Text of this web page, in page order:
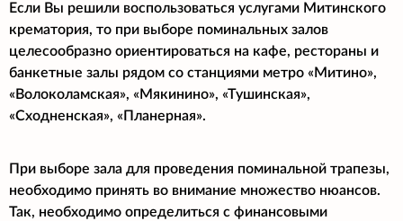
Если Вы решили воспользоваться услугами Митинского
крематория, то при выборе поминальных залов
целесообразно ориентироваться на кафе, рестораны и
банкетные залы рядом со станциями метро «Митино»,
«Волоколамская», «Мякинино», «Тушинская»,
«Сходненская», «Планерная».
При выборе зала для проведения поминальной трапезы,
необходимо принять во внимание множество нюансов.
Так, необходимо определиться с финансовыми